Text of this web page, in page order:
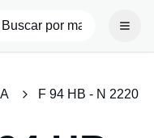
F 94 HB - N 2220